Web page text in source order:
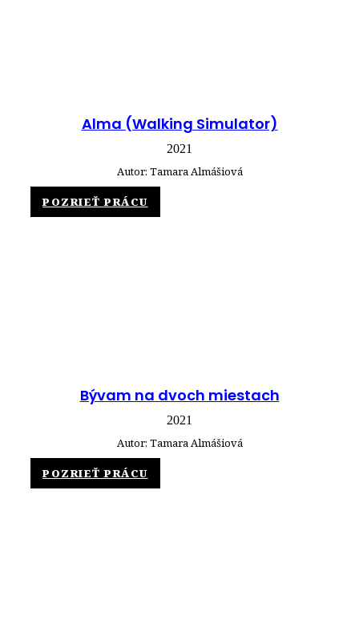
Alma (Walking Simulator)
2021
Autor: Tamara Almášiová
POZRIEŤ PRÁCU
Bývam na dvoch miestach
2021
Autor: Tamara Almášiová
POZRIEŤ PRÁCU